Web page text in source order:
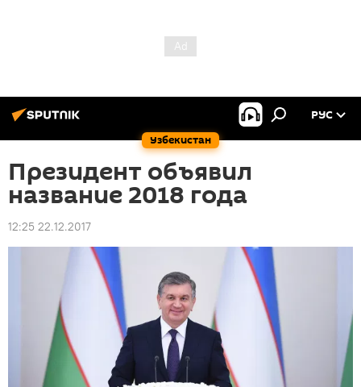
Узбекистан
РУС
Президент объявил
название 2018 года
12:25 22.12.2017